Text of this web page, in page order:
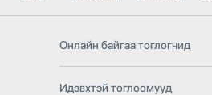
Онлайн байгаа тоглогчид
Идэвхтэй тоглоомууд